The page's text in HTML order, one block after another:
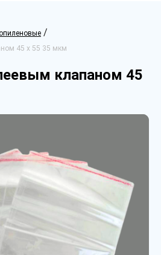
/
45 х 55 35 мкм
клапаном 45